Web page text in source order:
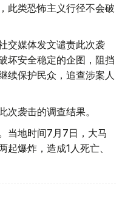
此类恐怖主义行径不会破
交媒体发文谴责此次袭
坏安全稳定的企图，阻挡
续保护民众，追查涉案人
次袭击的调查结果。
当地时间7月7日，大马
爆炸，造成1人死亡、